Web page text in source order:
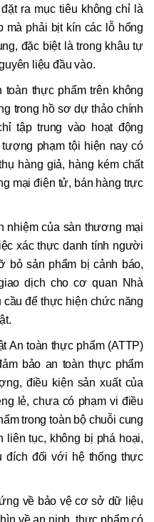
ra mục tiêu không chỉ là
mà phải bịt kín các lỗ hổng
đặc biệt là trong khâu tự
liệu đầu vào.
thực phẩm trên không
trong hồ sơ dự thảo chính
tập trung vào hoạt động
phạm tội hiện nay có
hàng giả, hàng kém chất
mại điện tử, bán hàng trực
nhiệm của sàn thương mại
xác thực danh tính người
bỏ sản phẩm bị cảnh báo,
dịch cho cơ quan Nhà
để thực hiện chức năng
An toàn thực phẩm (ATTP)
bảo an toàn thực phẩm
điều kiện sản xuất của
lẻ, chưa có phạm vi điều
trong toàn bộ chuỗi cung
tục, không bị phá hoại,
đích đối với hệ thống thực
về bảo vệ cơ sở dữ liệu
về an ninh, thực phẩm có